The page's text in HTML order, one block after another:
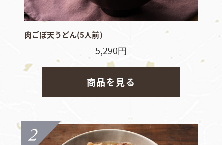
肉ごぼ天うどん(5人前)
5,290円
商品を見る